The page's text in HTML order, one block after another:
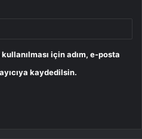
için adım, e-posta
kaydedilsin.